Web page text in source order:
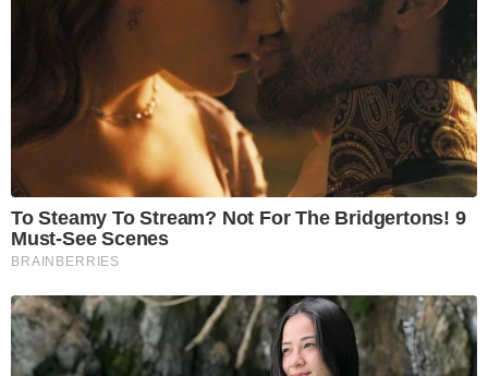
To Steamy To Stream? Not For The Bridgertons! 9
Must-See Scenes
BRAINBERRIES